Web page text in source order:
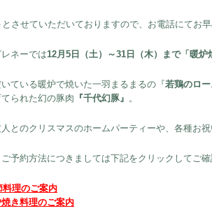
とさせていただいておりますので、お電話にてお
ネーでは12月5日（土）～31日（木）まで「暖炉
ている暖炉で焼いた一羽まるまるの『若鶏のロー
られた幻の豚肉 『千代幻豚』 。
とのクリスマスのホームパーティーや、各種お祝
予約方法につきましては下記をクリックしてご確
料理のご案内
き料理のご案内